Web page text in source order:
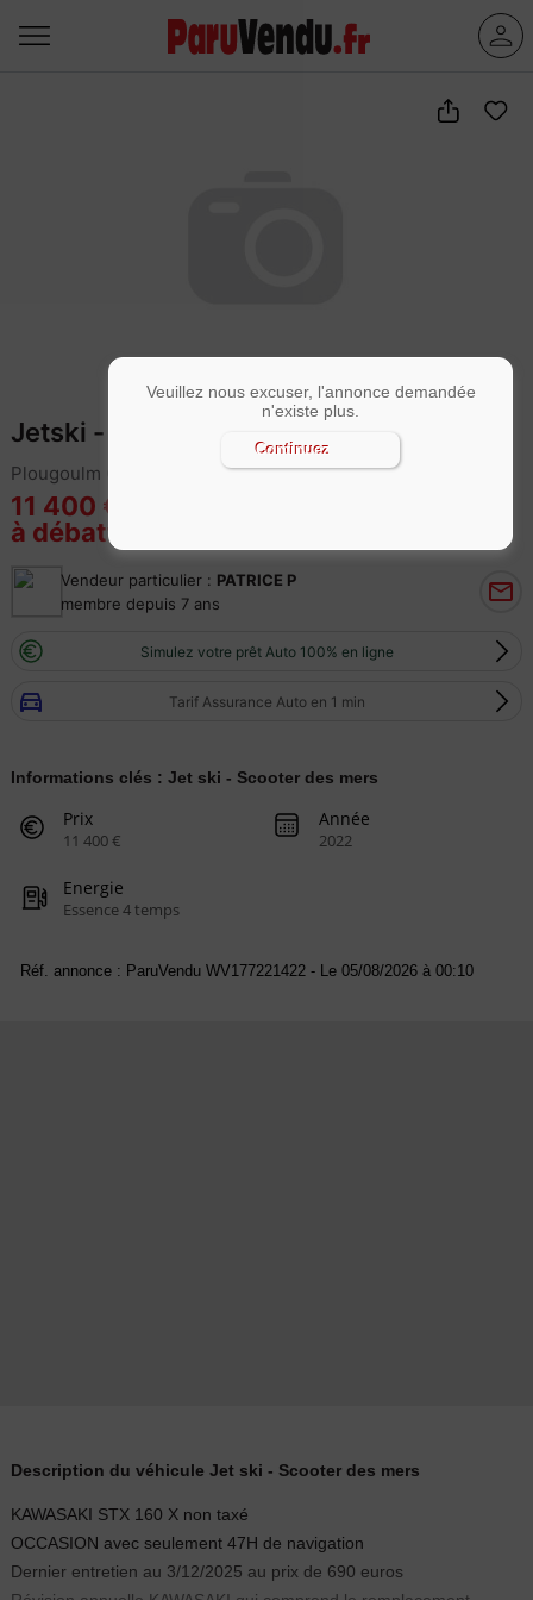
Jetski - Scooter des mers KAWAZAKI
Plougoulm (29250)
11 400 €
à débattre
Vendeur particulier : PATRICE P
membre depuis 7 ans
Simulez votre prêt Auto 100% en ligne
Tarif Assurance Auto en 1 min
Informations clés : Jet ski - Scooter des mers
Prix
11 400 €
Année
2022
Energie
Essence 4 temps
Réf. annonce : ParuVendu WV177221422 - Le 05/08/2026 à 00:10
Description du véhicule Jet ski - Scooter des mers
KAWASAKI STX 160 X non taxé
OCCASION avec seulement 47H de navigation
Dernier entretien au 3/12/2025 au prix de 690 euros
Veuillez nous excuser, l'annonce demandée
n'existe plus.
Continuez